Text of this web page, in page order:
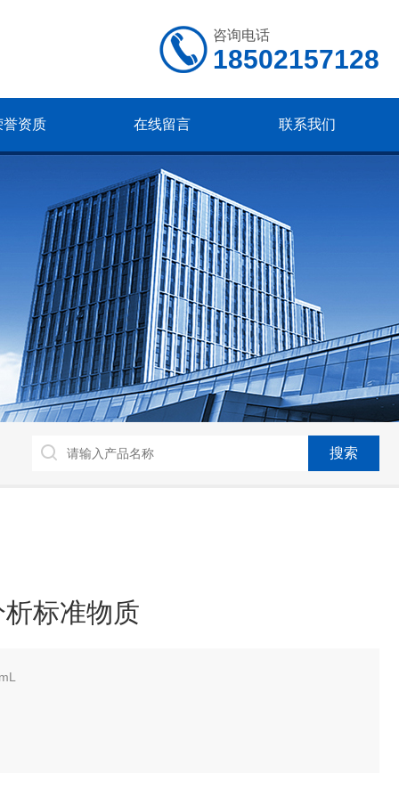
咨询电话
18502157128
誉资质 在线留言 联系我们
标准物质